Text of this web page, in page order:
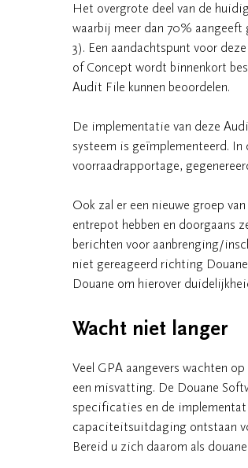
Het overgrote deel van de
waarbij meer dan 70%
3). Een aandachtspunt voor
of Concept wordt binnenkort
Audit File kunnen beoordelen.
De implementatie van deze
systeem is geïmplementeerd. In
voorraadrapportage,
Ook zal er een nieuwe groep
entrepot hebben en doorgaans
berichten voor aanbrenging/
niet gereageerd richting
Douane om hierover
Wacht niet langer
Veel GPA aangevers wachten
een misvatting. De Douane
specificaties en de
capaciteitsuitdaging ontstaan
Bereid u zich daarom als